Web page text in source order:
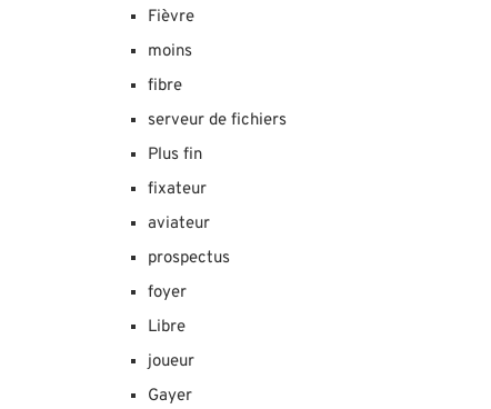
Fièvre
moins
fibre
serveur de fichiers
Plus fin
fixateur
aviateur
prospectus
foyer
Libre
joueur
Gayer